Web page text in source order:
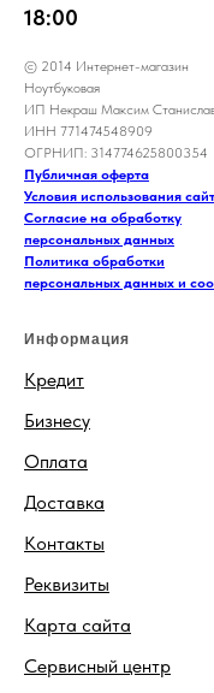
18:00
© 2014 Интернет-магазин
Ноутбуковая
ИП Некраш Максим
ИНН 771474548909
ОГРНИП: 314774625800354
Публичная оферта
Условия использования
Согласие на обработку
персональных данных
Политика обработки
персональных данных и
Информация
Кредит
Бизнесу
Оплата
Доставка
Контакты
Реквизиты
Карта сайта
Сервисный центр